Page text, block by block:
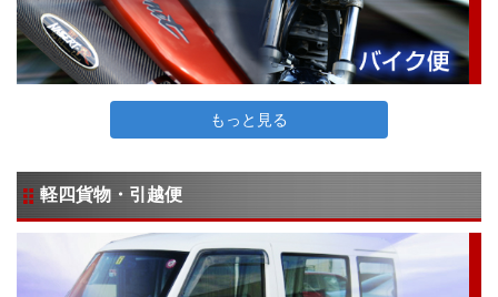
もっと見る
軽四貨物・引越便